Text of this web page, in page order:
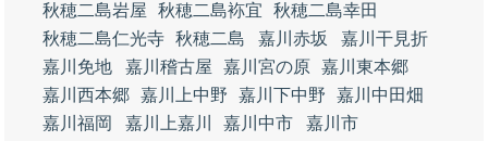
秋穂二島岩屋
秋穂二島袮宜
秋穂二島幸田
秋穂二島仁光寺 秋穂二島 嘉川赤坂
嘉川干見折
嘉川免地
嘉川稽古屋 嘉川宮の原 嘉川東本郷
嘉川西本郷 嘉川上中野 嘉川下中野
嘉川中田畑
嘉川福岡
嘉川上嘉川 嘉川中市
嘉川市